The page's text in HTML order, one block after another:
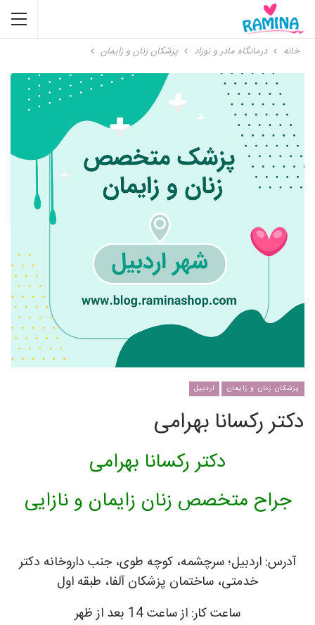
خانه درمانگاه مادر و نوزاد پزشکان زنان و زایمان
پزشکان زنان و زایمان اردبیل
دکتر رکسانا بهرامی
دکتر رکسانا بهرامی
جراح متخصص زنان زایمان و نازایی
آدرس: اردبیل؛ سرچشمه، کوچه طوی، جنب داروخانه دکتر
خدمتی، ساختمان پزشکان آلفا، طبقه اول
ساعت کار: از ساعت 14 بعد از ظهر